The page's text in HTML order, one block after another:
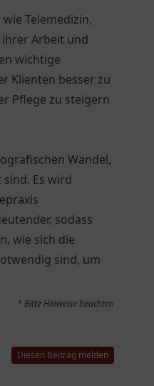
Telemedizin,
Arbeit und
wichtige
Klienten besser zu
Pflege zu steigern
Wandel,
Es wird
sodass
wie sich die
sind, um
* Bitte Hinweise beachten
Diesen Beitrag melden